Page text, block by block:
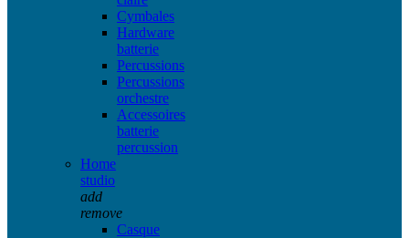
Cymbales
Hardware
batterie
Percussions
Percussions
orchestre
Accessoires
batterie
percussion
Home
studio
add
remove
Casque